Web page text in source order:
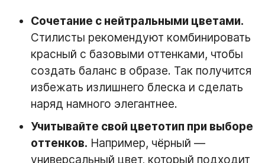
Сочетание с нейтральными цветами.
Стилисты рекомендуют комбинировать
красный с базовыми оттенками, чтобы
создать баланс в образе. Так получится
избежать излишнего блеска и сделать
наряд намного элегантнее.
Учитывайте свой цветотип при выборе
оттенков. Например, чёрный —
универсальный цвет, который подходит